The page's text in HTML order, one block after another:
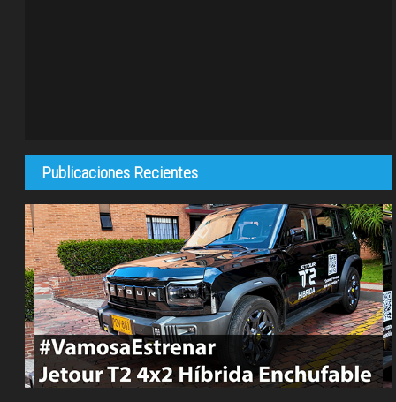
Publicaciones Recientes